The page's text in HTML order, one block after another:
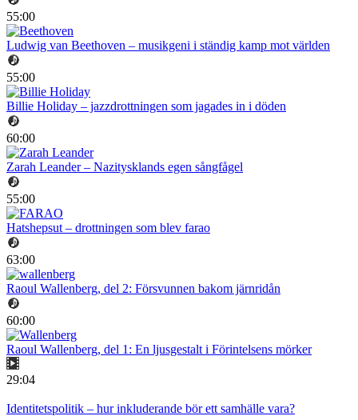
55:00
Ludwig van Beethoven – musikgeni i ständig kamp mot världen
55:00
Billie Holiday – jazzdrottningen som jagades in i döden
60:00
Zarah Leander – Nazitysklands egen sångfågel
55:00
Hatshepsut – drottningen som blev farao
63:00
Raoul Wallenberg, del 2: Försvunnen bakom järnridån
60:00
Raoul Wallenberg, del 1: En ljusgestalt i Förintelsens mörker
29:04
Identitetspolitik – hur inkluderande bör ett samhälle vara?